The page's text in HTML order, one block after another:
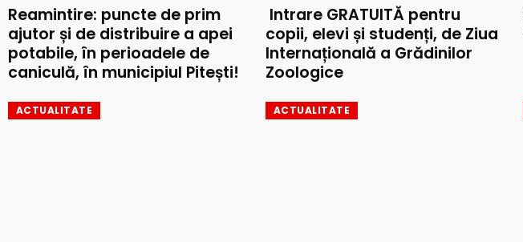
Reamintire: puncte de prim
ajutor și de distribuire a apei
potabile, în perioadele de
caniculă, în municipiul Pitești!
Intrare GRATUITĂ pentru
copii, elevi și studenți, de Ziua
Internațională a Grădinilor
Zoologice
ACTUALITATE ACTUALITATE